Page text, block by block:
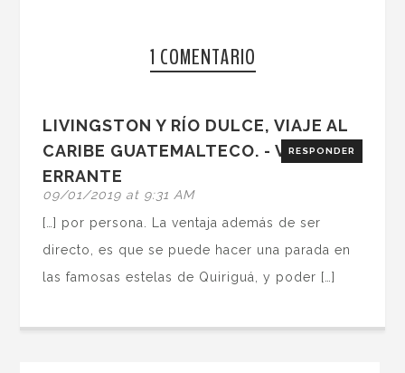
1 COMENTARIO
LIVINGSTON Y RÍO DULCE, VIAJE AL
CARIBE GUATEMALTECO. - VIAJERO
ERRANTE
09/01/2019 at 9:31 AM
RESPONDER
[…] por persona. La ventaja además de ser
directo, es que se puede hacer una parada en
las famosas estelas de Quiriguá, y poder […]